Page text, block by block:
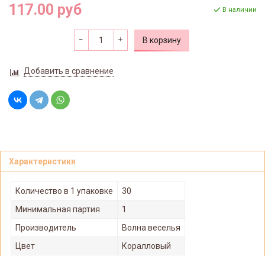
117.00 руб В наличии
В корзину
Добавить в сравнение
Характеристики
Количество в 1 упаковке
30
Минимальная партия
1
Производитель
Волна веселья
Цвет
Коралловый